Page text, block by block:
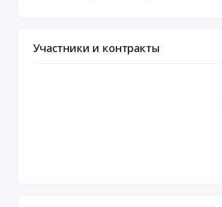
Участники и контракты